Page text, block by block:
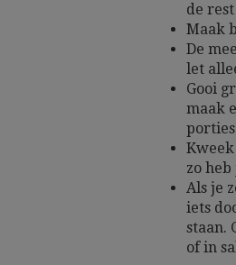
de
Maak
De
let
Gooi
maak
zo
Als je
iets
staan.
of in